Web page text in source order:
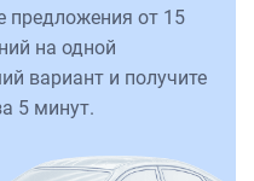
предложения от 15
на одной
вариант и получите
5 минут.